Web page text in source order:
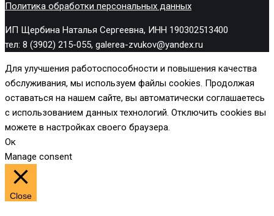
Политика обработки персональных данных
ИП Щербина Наталья Сергеевна, ИНН 190302513400
тел: 8 (3902) 215-055, galerea-zvukov@yandex.ru
Для улучшения работоспособности и повышения качества
обслуживания, мы используем файлы cookies. Продолжая
оставаться на нашем сайте, вы автоматически соглашаетесь
с использованием данных технологий. Отключить cookies вы
можете в настройках своего браузера.
Ок
Manage consent
Close